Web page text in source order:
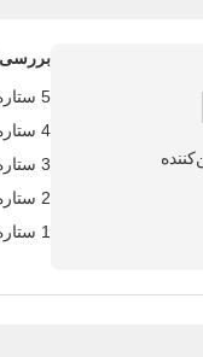
بررسی
5 ستاره‌ها
4 ستاره‌ها
3 ستاره‌ها
2 ستاره‌ها
1 ستاره‌ها